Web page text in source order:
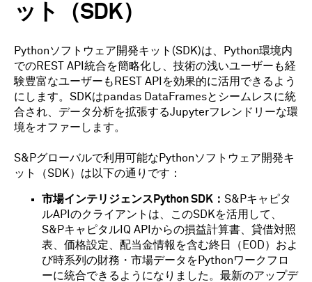
ット（SDK）
Pythonソフトウェア開発キット(SDK)は、Python環境内
でのREST API統合を簡略化し、技術の浅いユーザーも経
験豊富なユーザーもREST APIを効果的に活用できるよう
にします。SDKはpandas DataFramesとシームレスに統
合され、データ分析を拡張するJupyterフレンドリーな環
境をオファーします。
S&Pグローバルで利用可能なPythonソフトウェア開発キ
ット（SDK）は以下の通りです：
市場インテリジェンスPython SDK： S&Pキャピタ
ルAPIのクライアントは、このSDKを活用して、
S&PキャピタルIQ APIからの損益計算書、貸借対照
表、価格設定、配当金情報を含む終日（EOD）およ
び時系列の財務・市場データをPythonワークフロ
ーに統合できるようになりました。最新のアップデ